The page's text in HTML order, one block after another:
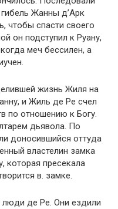
Жанны д’Арк
чтобы спасти своего
он подступил к Руану,
меч бессилен, а
жизнь Жиля на
и Жиль де Ре счел
по отношению к Богу.
дьявола. По
доносившийся оттуда
властелин замка
которая пресекала
в. замке.
де Ре. Они ездили